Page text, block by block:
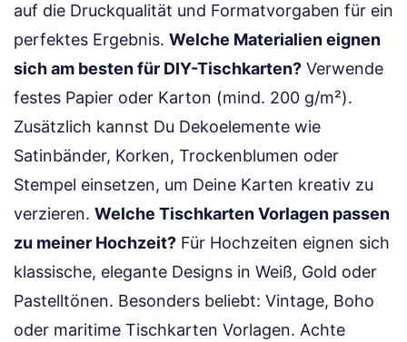
auf die Druckqualität und Formatvorgaben für ein
perfektes Ergebnis. Welche Materialien eignen
sich am besten für DIY-Tischkarten? Verwende
festes Papier oder Karton (mind. 200 g/m²).
Zusätzlich kannst Du Dekoelemente wie
Satinbänder, Korken, Trockenblumen oder
Stempel einsetzen, um Deine Karten kreativ zu
verzieren. Welche Tischkarten Vorlagen passen
zu meiner Hochzeit? Für Hochzeiten eignen sich
klassische, elegante Designs in Weiß, Gold oder
Pastelltönen. Besonders beliebt: Vintage, Boho
oder maritime Tischkarten Vorlagen. Achte